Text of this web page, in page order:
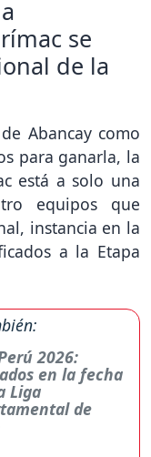
se
de la
Abancay como
para ganarla, la
está a solo una
equipos que
instancia en la
a la Etapa
2026:
en la fecha
Liga
de